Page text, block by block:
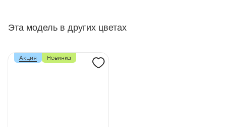
Эта модель в других цветах
Акция Новинка